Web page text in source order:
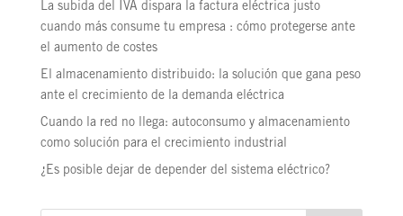
La subida del IVA dispara la factura eléctrica justo
cuando más consume tu empresa : cómo protegerse ante
el aumento de costes
El almacenamiento distribuido: la solución que gana peso
ante el crecimiento de la demanda eléctrica
Cuando la red no llega: autoconsumo y almacenamiento
como solución para el crecimiento industrial
¿Es posible dejar de depender del sistema eléctrico?